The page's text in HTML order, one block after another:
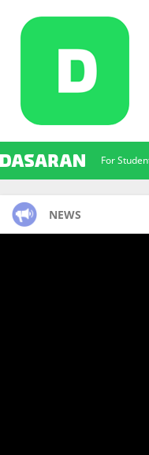
For
NEWS